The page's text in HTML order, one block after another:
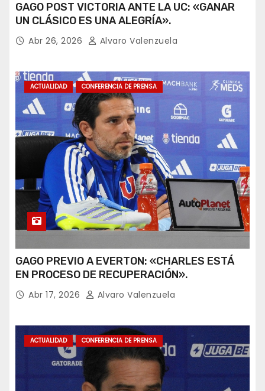
GAGO POST VICTORIA ANTE LA UC: «GANAR
UN CLÁSICO ES UNA ALEGRÍA».
Abr 26, 2026 Alvaro Valenzuela
ACTUALIDAD CONFERENCIA DE PRENSA
GAGO PREVIO A EVERTON: «CHARLES ESTÁ
EN PROCESO DE RECUPERACIÓN».
Abr 17, 2026 Alvaro Valenzuela
ACTUALIDAD CONFERENCIA DE PRENSA